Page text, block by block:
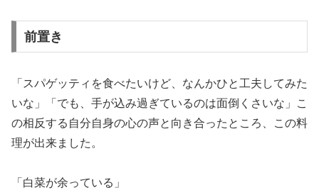
前置き
「スパゲッティを食べたいけど、なんかひと工夫してみた
いな」「でも、手が込み過ぎているのは面倒くさいな」こ
の相反する自分自身の心の声と向き合ったところ、この料
理が出来ました。
「白菜が余っている」